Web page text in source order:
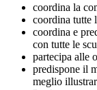
coordina la
coordina tutte
coordina e
con tutte le
partecipa alle
predispone il
meglio